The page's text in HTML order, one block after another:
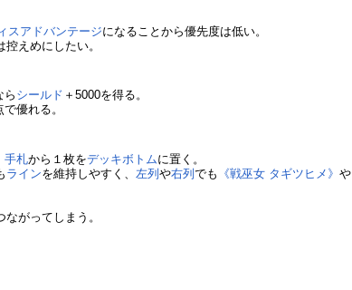
スアドバンテージになることから優先度は低い。
えめにしたい。
ら シールド ＋5000を得る。
優れる。
手札から１枚をデッキボトムに置く。
ラインを維持しやすく、 左列や右列でも 《戦巫女 タギツヒメ》や
ながってしまう。